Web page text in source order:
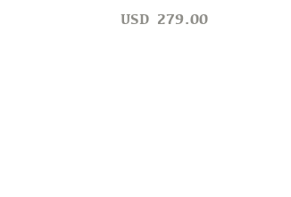
USD 279.00